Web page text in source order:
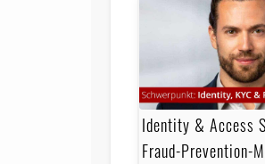
Identity & Access
Fraud-Prevention-